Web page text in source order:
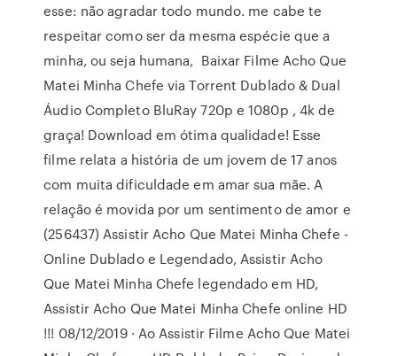
esse: não agradar todo mundo. me cabe te
respeitar como ser da mesma espécie que a
minha, ou seja humana, Baixar Filme Acho Que
Matei Minha Chefe via Torrent Dublado & Dual
Áudio Completo BluRay 720p e 1080p , 4k de
graça! Download em ótima qualidade! Esse
filme relata a história de um jovem de 17 anos
com muita dificuldade em amar sua mãe. A
relação é movida por um sentimento de amor e
(256437) Assistir Acho Que Matei Minha Chefe -
Online Dublado e Legendado, Assistir Acho
Que Matei Minha Chefe legendado em HD,
Assistir Acho Que Matei Minha Chefe online HD
!!! 08/12/2019 · Ao Assistir Filme Acho Que Matei